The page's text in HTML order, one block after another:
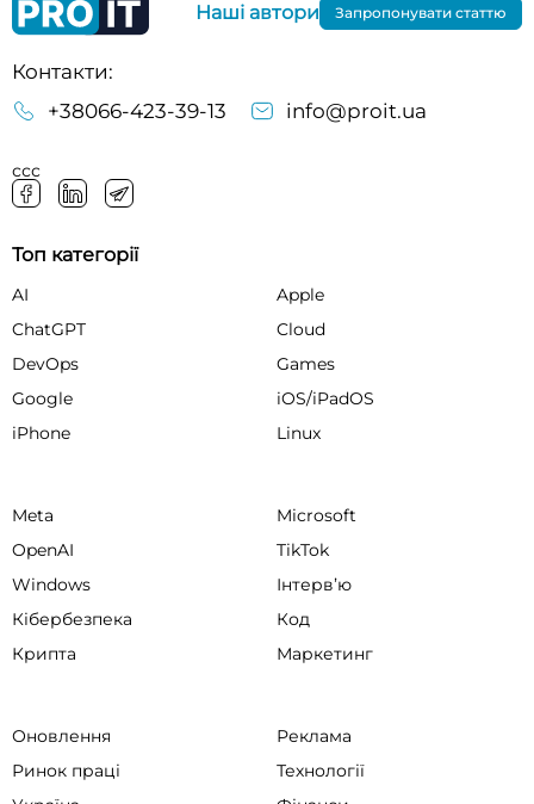
Контакти:
+38066-423-39-13
info@proit.ua
ссс
Наші автори Запропонувати статтю
Топ категорії
AI
Apple
ChatGPT
Cloud
DevOps
Games
Google
iOS/iPadOS
iPhone
Linux
Meta
Microsoft
OpenAI
TikTok
Windows
Інтервʼю
Кібербезпека
Код
Крипта
Маркетинг
Оновлення
Реклама
Ринок праці
Технології